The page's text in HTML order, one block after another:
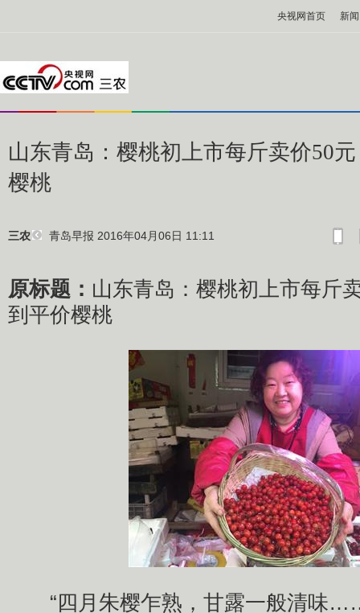
央视网首页 新闻
山东青岛：樱桃初上市每斤卖价50
樱桃
三农 青岛早报 2016年04月06日 11:11
原标题： 山东青岛：樱桃初上市每斤
到平价樱桃
“四月朱樱乍熟，甘露一般清味